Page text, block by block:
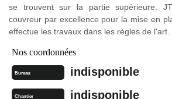
se trouvent sur la partie supérieure.
couvreur par excellence pour la mise en
effectue les travaux dans les règles de l'art.
Nos coordonnées
Bureau indisponible
Chantier indisponible